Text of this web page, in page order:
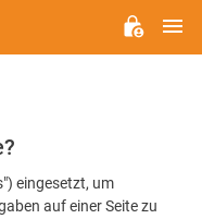
eingesetzt, um
auf einer Seite zu